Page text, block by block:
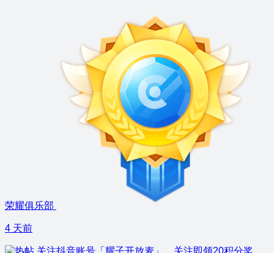
荣耀俱乐部
4 天前
关注抖音账号「耀子开放麦」，关注即领20积分奖